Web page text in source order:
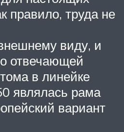
правило, труда не
виду, и
отвечающей
в линейке
являлась рама
вариант